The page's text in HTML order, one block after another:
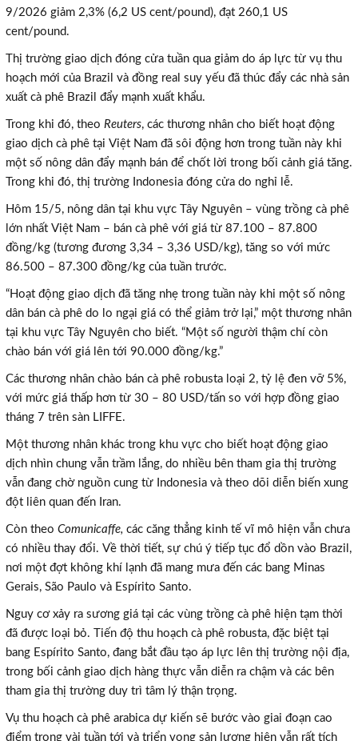
×
9/2026 giảm 2,3% (6,2 US cent/pound), đạt 260,1 US
cent/pound.
Thị trường giao dịch đóng cửa tuần qua giảm do áp lực từ vụ thu
hoạch mới của Brazil và đồng real suy yếu đã thúc đẩy các nhà sản
xuất cà phê Brazil đẩy mạnh xuất khẩu.
Trong khi đó, theo Reuters, các thương nhân cho biết hoạt động
giao dịch cà phê tại Việt Nam đã sôi động hơn trong tuần này khi
một số nông dân đẩy mạnh bán để chốt lời trong bối cảnh giá tăng.
Trong khi đó, thị trường Indonesia đóng cửa do nghỉ lễ.
Hôm 15/5, nông dân tại khu vực Tây Nguyên – vùng trồng cà phê
lớn nhất Việt Nam – bán cà phê với giá từ 87.100 – 87.800
đồng/kg (tương đương 3,34 – 3,36 USD/kg), tăng so với mức
86.500 – 87.300 đồng/kg của tuần trước.
“Hoạt động giao dịch đã tăng nhẹ trong tuần này khi một số nông
dân bán cà phê do lo ngại giá có thể giảm trở lại,” một thương nhân
tại khu vực Tây Nguyên cho biết. “Một số người thậm chí còn
chào bán với giá lên tới 90.000 đồng/kg.”
Các thương nhân chào bán cà phê robusta loại 2, tỷ lệ đen vỡ 5%,
với mức giá thấp hơn từ 30 – 80 USD/tấn so với hợp đồng giao
tháng 7 trên sàn LIFFE.
Một thương nhân khác trong khu vực cho biết hoạt động giao
dịch nhìn chung vẫn trầm lắng, do nhiều bên tham gia thị trường
vẫn đang chờ nguồn cung từ Indonesia và theo dõi diễn biến xung
đột liên quan đến Iran.
Còn theo Comunicaffe, các căng thẳng kinh tế vĩ mô hiện vẫn chưa
có nhiều thay đổi. Về thời tiết, sự chú ý tiếp tục đổ dồn vào Brazil,
nơi một đợt không khí lạnh đã mang mưa đến các bang Minas
Gerais, São Paulo và Espírito Santo.
Nguy cơ xảy ra sương giá tại các vùng trồng cà phê hiện tạm thời
đã được loại bỏ. Tiến độ thu hoạch cà phê robusta, đặc biệt tại
bang Espírito Santo, đang bắt đầu tạo áp lực lên thị trường nội địa,
trong bối cảnh giao dịch hàng thực vẫn diễn ra chậm và các bên
tham gia thị trường duy trì tâm lý thận trọng.
Vụ thu hoạch cà phê arabica dự kiến sẽ bước vào giai đoạn cao
điểm trong vài tuần tới và triển vọng sản lượng hiện vẫn rất tích